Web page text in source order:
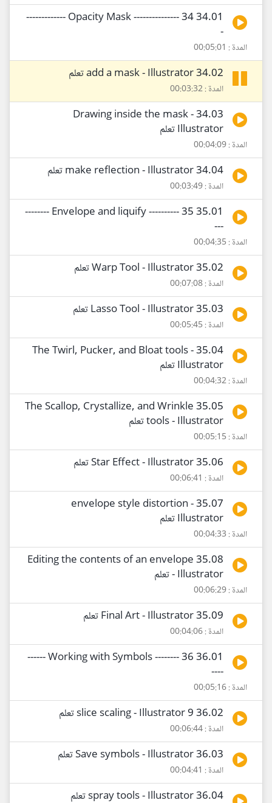
34.01 Opacity Mask --------------- 34 -------------
-
المدة : 00:05:01
34.02 add a mask - Illustrator تعلم
المدة : 00:03:32
34.03 Drawing inside the mask -
Illustrator تعلم
المدة : 00:04:09
34.04 make reflection - Illustrator تعلم
المدة : 00:03:49
35.01 Envelope and liquify ---------- 35 --------
---
المدة : 00:04:35
35.02 Warp Tool - Illustrator تعلم
المدة : 00:07:08
35.03 Lasso Tool - Illustrator تعلم
المدة : 00:05:45
35.04 The Twirl, Pucker, and Bloat tools -
Illustrator تعلم
المدة : 00:04:32
35.05 The Scallop, Crystallize, and Wrinkle
tools - Illustrator تعلم
المدة : 00:05:15
35.06 Star Effect - Illustrator تعلم
المدة : 00:06:41
35.07 envelope style distortion -
Illustrator تعلم
المدة : 00:04:33
35.08 Editing the contents of an envelope
- Illustrator تعلم
المدة : 00:06:29
35.09 Final Art - Illustrator تعلم
المدة : 00:04:06
36.01 Working with Symbols -------- 36 ------
----
المدة : 00:05:16
36.02 9 slice scaling - Illustrator تعلم
المدة : 00:06:44
36.03 Save symbols - Illustrator تعلم
المدة : 00:04:41
36.04 spray tools - Illustrator تعلم